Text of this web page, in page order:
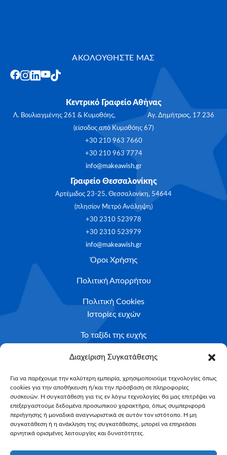
Διαχείριση Συγκατάθεσης
Για να παρέχουμε την καλύτερη εμπειρία, χρησιμοποιούμε τεχνολογίες όπως
cookies για την αποθήκευση ή/και την πρόσβαση σε πληροφορίες
συσκευών. Η συγκατάθεση για τις εν λόγω τεχνολογίες θα μας επιτρέψει να
επεξεργαστούμε δεδομένα προσωπικού χαρακτήρα, όπως συμπεριφορά
περιήγησης ή μοναδικά αναγνωριστικά σε αυτόν τον ιστότοπο. Η μη
συγκατάθεση ή η ανάκληση της συγκατάθεσης, μπορεί να επηρεάσει
αρνητικά ορισμένες λειτουργίες και δυνατότητες.
ΑΚΟΛΟΥΘΗΣΤΕ ΜΑΣ
Κεντρικό Γραφείο Αθήνας
Λ. Βουλιαγμένης 261 & Κυμοθόης, Αγ. Δημήτριος, 17 236
(είσοδος από Κυμοθόης 67)
+30 210 963 7660
+30 210 963 7774
info@makeawish.gr
Γραφείο Θεσσαλονίκης
Αρτέμιδος 23-25, Θεσσαλονίκη, 54644
(πλησίον Μετρό Ανάληψη)
+30 2310 523978
+30 2310 523979
info@makeawish.gr
Όροι Χρήσης
Πολιτική Απορρήτου
Πολιτική Cookies
Ιστορίες ευχών
Το ταξίδι της ευχής
Κριτήρια Καταλληλότητας
Υποβολή Αιτήματος
NEWSLETTER
Email*